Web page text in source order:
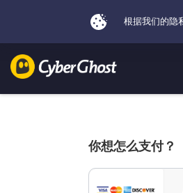
你想怎么支付？